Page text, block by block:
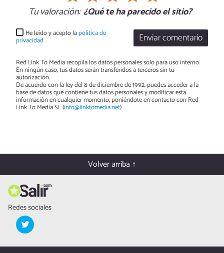
Tu valoración: ¿Qué te ha parecido el sitio?
Enviar comentario
He leído y acepto lapolítica de
privacidad
Red Link To Media recopila los datos personales solo para uso interno.
En ningún caso, tus datos serán transferidos a terceros sin tu
autorización.
De acuerdo con la ley del 8 de diciembre de 1992, puedes acceder a la
base de datos que contiene tus datos personales y modificar esta
información en cualquier momento, poniéndote en contacto con Red
Link To Media SL (info@linktomedia.net)
Volver arriba ↑
Redes sociales